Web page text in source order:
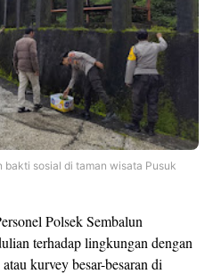
bakti sosial di taman wisata Pusuk
Polsek Sembalun
terhadap lingkungan dengan
kurvey besar-besaran di